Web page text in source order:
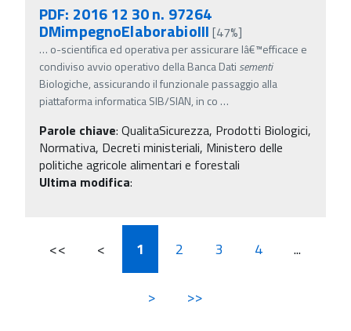
PDF: 2016 12 30 n. 97264
DMimpegnoElaborabioIII [47%]
… o-scientifica ed operativa per assicurare lâ€™efficace e
condiviso avvio operativo della Banca Dati sementi
Biologiche, assicurando il funzionale passaggio alla
piattaforma informatica SIB/SIAN, in co …
Parole chiave: QualitaSicurezza, Prodotti Biologici,
Normativa, Decreti ministeriali, Ministero delle
politiche agricole alimentari e forestali
Ultima modifica:
<< < 1 2 3 4 ...
> >>